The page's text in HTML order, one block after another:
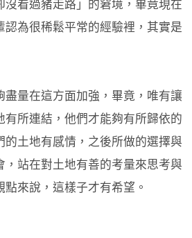
沒看過豬走路」的窘境，畢竟現在
認為很稀鬆平常的經驗裡，其實是
盡量在這方面加強，畢竟，唯有讓
有所連結，他們才能夠有所歸依的
的土地有感情，之後所做的選擇與
，站在對土地有善的考量來思考與
來說，這樣子才有希望。